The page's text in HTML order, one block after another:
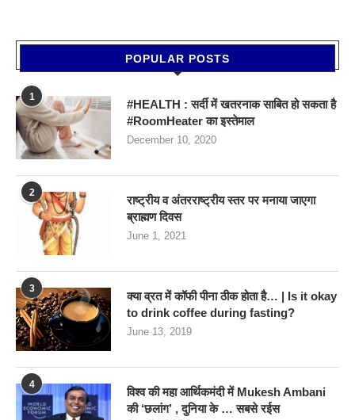
POPULAR POSTS
1
#HEALTH : सर्दी में खतरनाक साबित हो सकता है
#RoomHeater का इस्तेमाल
December 10, 2020
2
राष्ट्रीय व अंतरराष्ट्रीय स्तर पर मनाया जाएगा
ब्राह्मण दिवस
June 1, 2021
3
क्या व्रत में कॉफी पीना ठीक होता है… | Is it okay
to drink coffee during fasting?
June 13, 2019
4
विश्व की महा आर्थिकमंदी में Mukesh Ambani
की ‘छलांग’ , दुनिया के … सबसे रईस